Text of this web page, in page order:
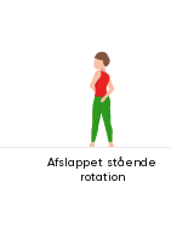
Afslappet stående
rotation